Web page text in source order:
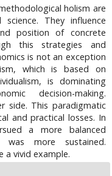
holism are
They influence
position of concrete
this strategies and
is not an exception
which is based on
is dominating
decision-making.
side. This paradigmatic
and practical losses. In
a more balanced
was more sustained.
a vivid example.